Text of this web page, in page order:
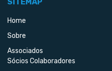
Home
Sobre
Associados
Sócios Colaboradores